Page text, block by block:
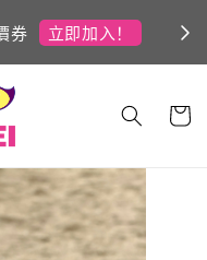
券 立即加入！